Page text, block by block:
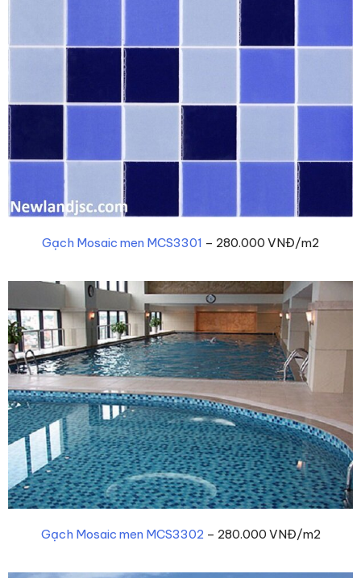
Gạch Mosaic men MCS3301 – 280.000 VNĐ/m2
Gạch Mosaic men MCS3302– 280.000 VNĐ/m2